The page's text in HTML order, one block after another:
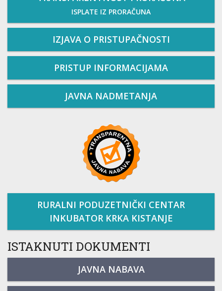
ISPLATE IZ PRORAČUNA
IZJAVA O PRISTUPAČNOSTI
PRISTUP INFORMACIJAMA
JAVNA NADMETANJA
RURALNI PODUZETNIČKI CENTAR
INKUBATOR KRKA KISTANJE
ISTAKNUTI DOKUMENTI
JAVNA NABAVA